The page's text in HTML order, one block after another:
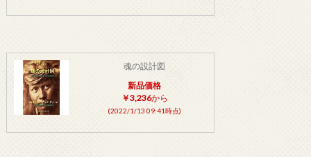
魂の設計図
新品価格
￥3,236から
(2022/1/13 09:41時点)